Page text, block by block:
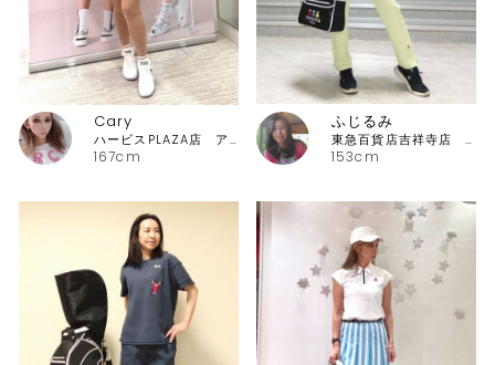
167cm
Cary
ハービスPLAZA店 アルチビオ
153cm
ふじるみ
東急百貨店吉祥寺店 ピッコーネ